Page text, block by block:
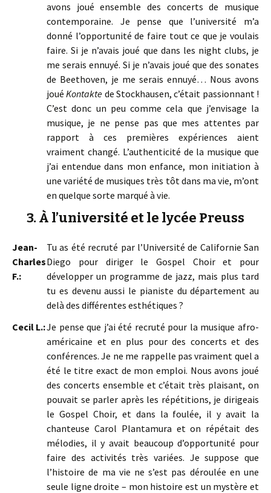
avons joué ensemble des concerts de musique
contemporaine. Je pense que l’université m’a
donné l’opportunité de faire tout ce que je voulais
faire. Si je n’avais joué que dans les night clubs, je
me serais ennuyé. Si je n’avais joué que des sonates
de Beethoven, je me serais ennuyé… Nous avons
jouéKontakte de Stockhausen, c’était passionnant !
C’est donc un peu comme cela que j’envisage la
musique, je ne pense pas que mes attentes par
rapport à ces premières expériences aient
vraiment changé. L’authenticité de la musique que
j’ai entendue dans mon enfance, mon initiation à
une variété de musiques très tôt dans ma vie, m’ont
en quelque sorte marqué à vie.
3. À l’université et le lycée Preuss
Jean-
Charles
F.:
Tu as été recruté par l’Université de Californie San
Diego pour diriger le Gospel Choir et pour
développer un programme de jazz, mais plus tard
tu es devenu aussi le pianiste du département au
delà des différentes esthétiques ?
Cecil L.:Je pense que j’ai été recruté pour la musique afro-
américaine et en plus pour des concerts et des
conférences. Je ne me rappelle pas vraiment quel a
été le titre exact de mon emploi. Nous avons joué
des concerts ensemble et c’était très plaisant, on
pouvait se parler après les répétitions, je dirigeais
le Gospel Choir, et dans la foulée, il y avait la
chanteuse Carol Plantamura et on répétait des
mélodies, il y avait beaucoup d’opportunité pour
faire des activités très variées. Je suppose que
l’histoire de ma vie ne s’est pas déroulée en une
seule ligne droite – mon histoire est un mystère et